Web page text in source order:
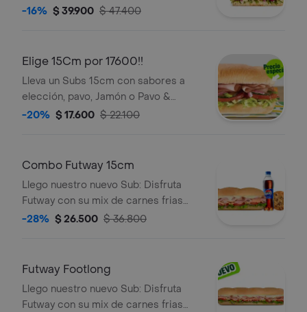
-16% $ 39.900 $ 47.400
Elige 15Cm por 17600!!
Lleva un Subs 15cm con sabores a
elección, pavo, Jamón o Pavo &
Jamón.
-20% $ 17.600 $ 22.100
Combo Futway 15cm
Llego nuestro nuevo Sub: Disfruta
Futway con su mix de carnes frias
con tu selección de vegetales y
-28% $ 26.500 $ 36.800
Futway Footlong
Llego nuestro nuevo Sub: Disfruta
Futway con su mix de carnes frias